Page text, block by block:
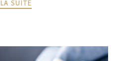
SUITE